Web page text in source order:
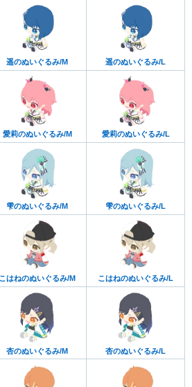
遥のぬいぐるみ/M 遥のぬいぐるみ/L
愛莉のぬいぐるみ/M 愛莉のぬいぐるみ/L
雫のぬいぐるみ/M 雫のぬいぐるみ/L
こはねのぬいぐるみ/M こはねのぬいぐるみ/L
杏のぬいぐるみ/M 杏のぬいぐるみ/L